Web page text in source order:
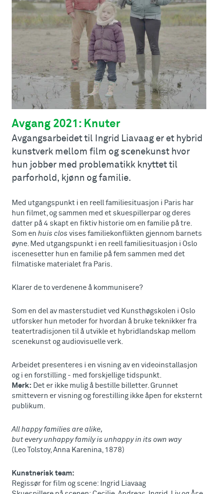
Avgang 2021: Knuter
Avgangsarbeidet til Ingrid Liavaag er et hybrid
kunstverk mellom film og scenekunst hvor
hun jobber med problematikk knyttet til
parforhold, kjønn og familie.
Med utgangspunkt i en reell familiesituasjon i Paris har
hun filmet, og sammen med et skuespillerpar og deres
datter på 4 skapt en fiktiv historie om en familie på tre.
Som en huis clos vises familiekonflikten gjennom barnets
øyne. Med utgangspunkt i en reell familiesituasjon i Oslo
iscenesetter hun en familie på fem sammen med det
filmatiske materialet fra Paris.
Klarer de to verdenene å kommunisere?
Som en del av masterstudiet ved Kunsthøgskolen i Oslo
utforsker hun metoder for hvordan å bruke teknikker fra
teatertradisjonen til å utvikle et hybridlandskap mellom
scenekunst og audiovisuelle verk.
Arbeidet presenteres i en visning av en videoinstallasjon
og i en forstilling - med forskjellige tidspunkt.
Merk: Det er ikke mulig å bestille billetter. Grunnet
smittevern er visning og forestilling ikke åpen for eksternt
publikum.
All happy families are alike,
but every unhappy family is unhappy in its own way
(Leo Tolstoy, Anna Karenina, 1878)
Kunstnerisk team:
Regissør for film og scene: Ingrid Liavaag